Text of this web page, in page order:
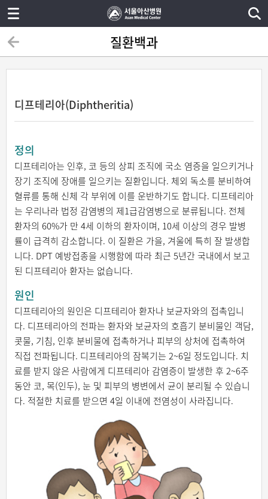
질환백과
디프테리아(Diphtheritia)
정의
디프테리아는 인후, 코 등의 상피 조직에 국소 염증을 일으키거나
장기 조직에 장애를 일으키는 질환입니다. 체외 독소를 분비하여
혈류를 통해 신체 각 부위에 이를 운반하기도 합니다. 디프테리아
는 우리나라 법정 감염병의 제1급감염병으로 분류됩니다. 전체
환자의 60%가 만 4세 이하의 환자이며, 10세 이상의 경우 발병
률이 급격히 감소합니다. 이 질환은 가을, 겨울에 특히 잘 발생합
니다. DPT 예방접종을 시행함에 따라 최근 5년간 국내에서 보고
된 디프테리아 환자는 없습니다.
원인
디프테리아의 원인은 디프테리아 환자나 보균자와의 접촉입니
다. 디프테리아의 전파는 환자와 보균자의 호흡기 분비물인 객담,
콧물, 기침, 인후 분비물에 접촉하거나 피부의 상처에 접촉하여
직접 전파됩니다. 디프테리아의 잠복기는 2~6일 정도입니다. 치
료를 받지 않은 사람에게 디프테리아 감염증이 발생한 후 2~6주
동안 코, 목(인두), 눈 및 피부의 병변에서 균이 분리될 수 있습니
다. 적절한 치료를 받으면 4일 이내에 전염성이 사라집니다.